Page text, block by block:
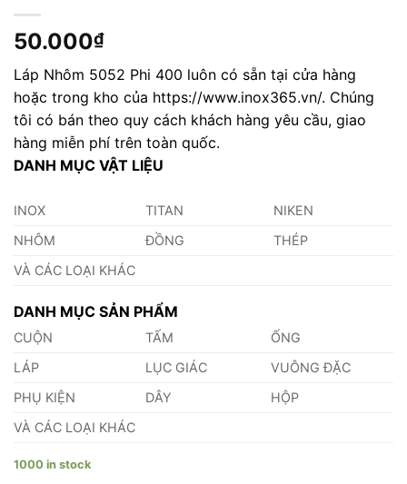
50.000₫
Láp Nhôm 5052 Phi 400 luôn có sẵn tại cửa hàng
hoặc trong kho của https://www.inox365.vn/. Chúng
tôi có bán theo quy cách khách hàng yêu cầu, giao
hàng miễn phí trên toàn quốc.
DANH MỤC VẬT LIỆU
INOX TITAN
NIKEN
NHÔM
ĐỒNG
THÉP
VÀ CÁC LOẠI KHÁC
DANH MỤC SẢN PHẨM
CUỘN TẤM
ỐNG
LÁP
LỤC GIÁC
VUÔNG ĐẶC
PHỤ KIỆN
DÂY
HỘP
VÀ CÁC LOẠI KHÁC
1000 in stock